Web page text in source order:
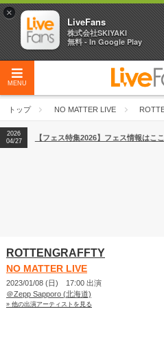
MENU
トップ NO MATTER LIVE
2026
04/27
2026
【ライブ動員ランキング】2026年上
2026
04/27
【フェス特集2026】フェス情報はこ
ROTTENGRAFFTY
NO MATTER LIVE
2023/01/08 (日) 17:00 出演
＠Zepp Sapporo (北海道)
» 他の出演アーティストを見る
×
LiveFans
株式会社SKIYAKI
無料 - In Google Play